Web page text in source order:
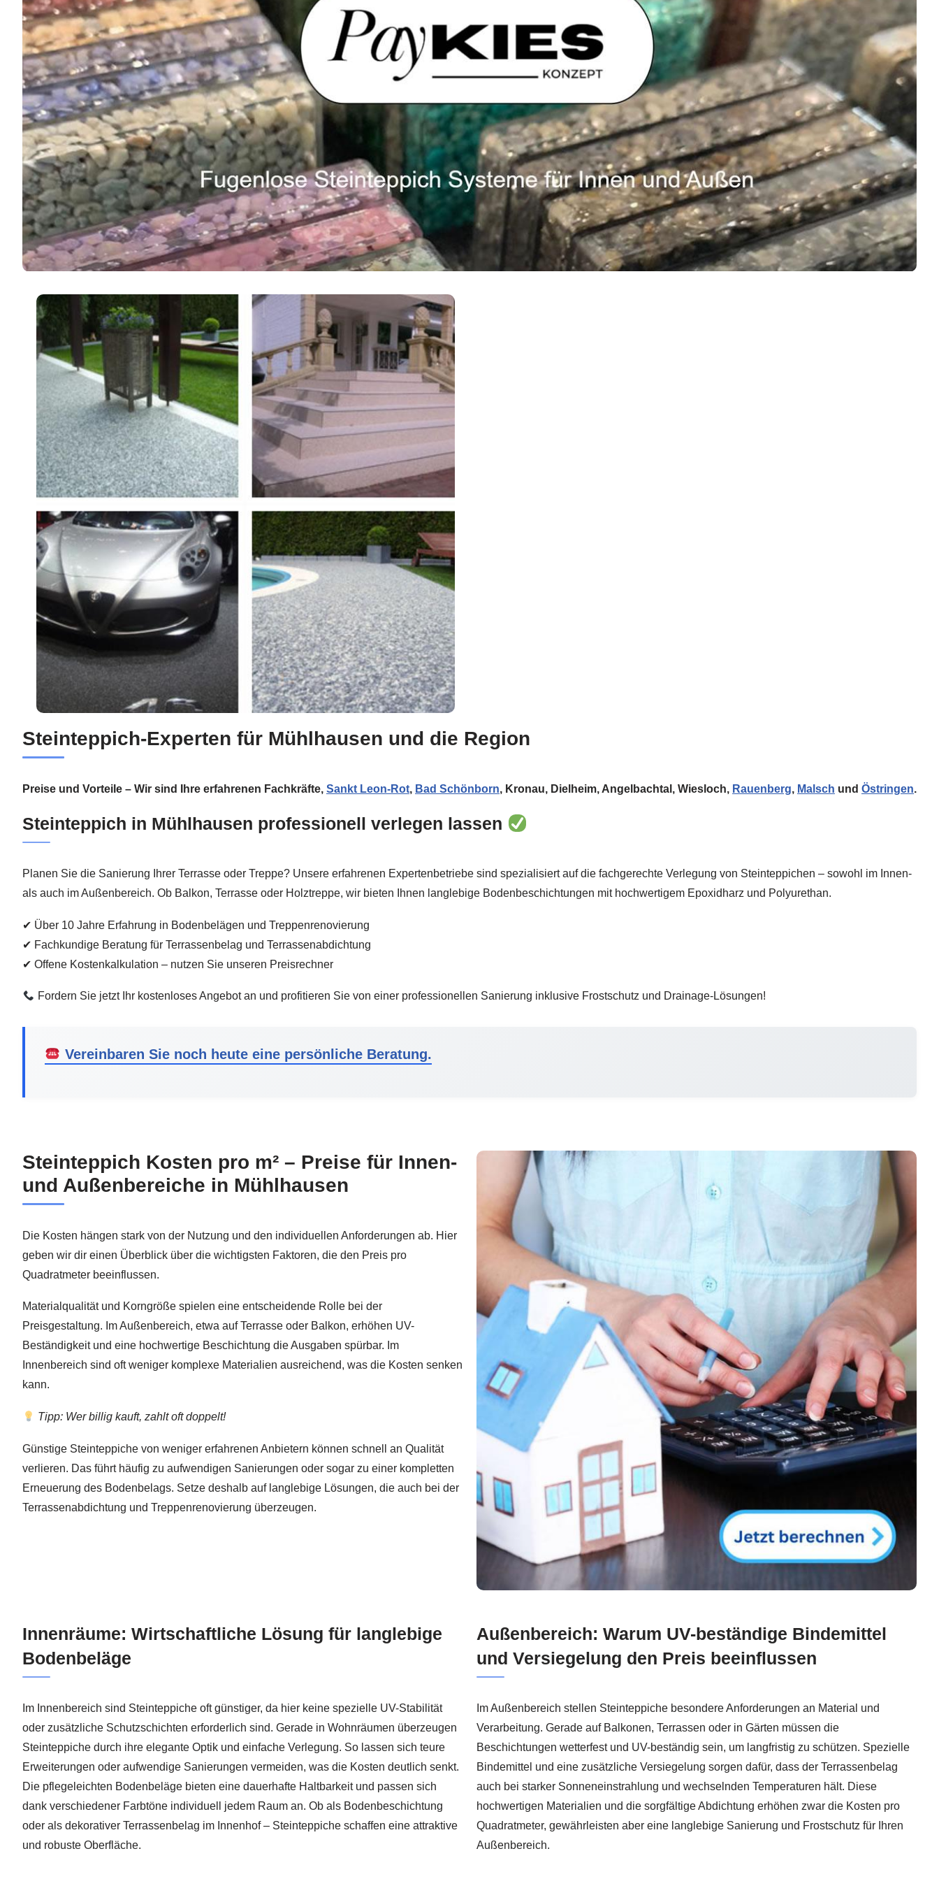
Steinteppich-Experten für Mühlhausen und die Region
Preise und Vorteile – Wir sind Ihre erfahrenen Fachkräfte, Sankt Leon-Rot, Bad Schönborn, Kronau, Dielheim, Angelbachtal, Wiesloch, Rauenberg, Malsch und Östringen.
Steinteppich in Mühlhausen professionell verlegen lassen
Planen Sie die Sanierung Ihrer Terrasse oder Treppe? Unsere erfahrenen Expertenbetriebe sind spezialisiert auf die fachgerechte Verlegung von Steinteppichen – sowohl im Innen-
als auch im Außenbereich. Ob Balkon, Terrasse oder Holztreppe, wir bieten Ihnen langlebige Bodenbeschichtungen mit hochwertigem Epoxidharz und Polyurethan.
✔ Über 10 Jahre Erfahrung in Bodenbelägen und Treppenrenovierung
✔ Fachkundige Beratung für Terrassenbelag und Terrassenabdichtung
✔ Offene Kostenkalkulation – nutzen Sie unseren Preisrechner
Fordern Sie jetzt Ihr kostenloses Angebot an und profitieren Sie von einer professionellen Sanierung inklusive Frostschutz und Drainage-Lösungen!
Vereinbaren Sie noch heute eine persönliche Beratung.
Steinteppich Kosten pro m² – Preise für Innen-
und Außenbereiche in Mühlhausen
Die Kosten hängen stark von der Nutzung und den individuellen Anforderungen ab. Hier
geben wir dir einen Überblick über die wichtigsten Faktoren, die den Preis pro
Quadratmeter beeinflussen.
Materialqualität und Korngröße spielen eine entscheidende Rolle bei der
Preisgestaltung. Im Außenbereich, etwa auf Terrasse oder Balkon, erhöhen UV-
Beständigkeit und eine hochwertige Beschichtung die Ausgaben spürbar. Im
Innenbereich sind oft weniger komplexe Materialien ausreichend, was die Kosten senken
kann.
Tipp: Wer billig kauft, zahlt oft doppelt!
Günstige Steinteppiche von weniger erfahrenen Anbietern können schnell an Qualität
verlieren. Das führt häufig zu aufwendigen Sanierungen oder sogar zu einer kompletten
Erneuerung des Bodenbelags. Setze deshalb auf langlebige Lösungen, die auch bei der
Terrassenabdichtung und Treppenrenovierung überzeugen.
Innenräume: Wirtschaftliche Lösung für langlebige
Bodenbeläge
Im Innenbereich sind Steinteppiche oft günstiger, da hier keine spezielle UV-Stabilität
oder zusätzliche Schutzschichten erforderlich sind. Gerade in Wohnräumen überzeugen
Steinteppiche durch ihre elegante Optik und einfache Verlegung. So lassen sich teure
Erweiterungen oder aufwendige Sanierungen vermeiden, was die Kosten deutlich senkt.
Die pflegeleichten Bodenbeläge bieten eine dauerhafte Haltbarkeit und passen sich
dank verschiedener Farbtöne individuell jedem Raum an. Ob als Bodenbeschichtung
oder als dekorativer Terrassenbelag im Innenhof – Steinteppiche schaffen eine attraktive
und robuste Oberfläche.
Außenbereich: Warum UV-beständige Bindemittel
und Versiegelung den Preis beeinflussen
Im Außenbereich stellen Steinteppiche besondere Anforderungen an Material und
Verarbeitung. Gerade auf Balkonen, Terrassen oder in Gärten müssen die
Beschichtungen wetterfest und UV-beständig sein, um langfristig zu schützen. Spezielle
Bindemittel und eine zusätzliche Versiegelung sorgen dafür, dass der Terrassenbelag
auch bei starker Sonneneinstrahlung und wechselnden Temperaturen hält. Diese
hochwertigen Materialien und die sorgfältige Abdichtung erhöhen zwar die Kosten pro
Quadratmeter, gewährleisten aber eine langlebige Sanierung und Frostschutz für Ihren
Außenbereich.